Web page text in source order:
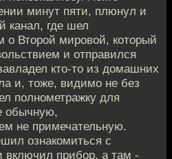
минут пяти, плюнул и
канал, где шел
Второй мировой, который
и отправился
кто-то из домашних
и, тоже, видимо не без
полнометражку для
обычную,
не примечательную.
ознакомиться с
включил прибор, а там -